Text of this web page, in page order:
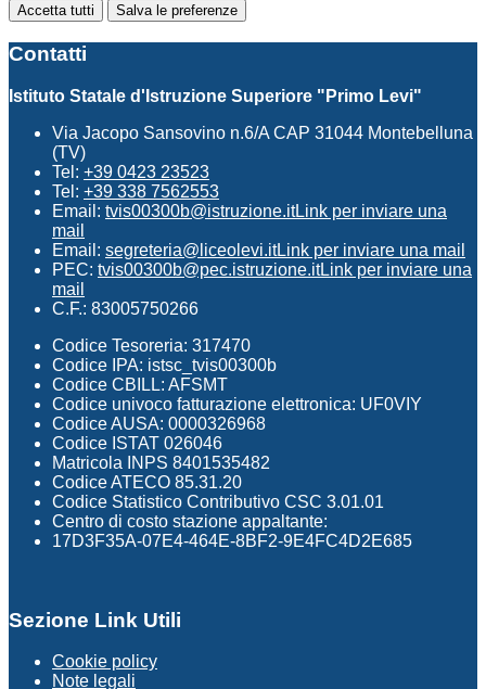
Accetta tutti Salva le preferenze
Contatti
Istituto Statale d'Istruzione Superiore "Primo Levi"
Via Jacopo Sansovino n.6/A CAP 31044 Montebelluna
(TV)
Tel: +39 0423 23523
Tel: +39 338 7562553
Email: tvis00300b@istruzione.itLink per inviare una
mail
Email: segreteria@liceolevi.itLink per inviare una mail
PEC: tvis00300b@pec.istruzione.itLink per inviare una
mail
C.F.: 83005750266
Codice Tesoreria: 317470
Codice IPA: istsc_tvis00300b
Codice CBILL: AFSMT
Codice univoco fatturazione elettronica: UF0VIY
Codice AUSA: 0000326968
Codice ISTAT 026046
Matricola INPS 8401535482
Codice ATECO 85.31.20
Codice Statistico Contributivo CSC 3.01.01
Centro di costo stazione appaltante:
17D3F35A-07E4-464E-8BF2-9E4FC4D2E685
Sezione Link Utili
Cookie policy
Note legali